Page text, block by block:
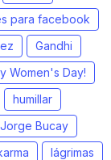
para facebook
Gandhi
Women's Day!
humillar
Jorge Bucay
lágrimas